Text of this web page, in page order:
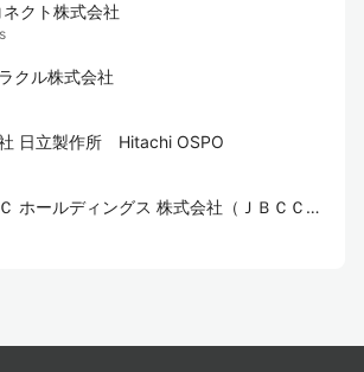
クト株式会社
クル株式会社
日立製作所 Hitachi OSPO
Ｃ ホールディングス 株式会社（ＪＢＣＣグ